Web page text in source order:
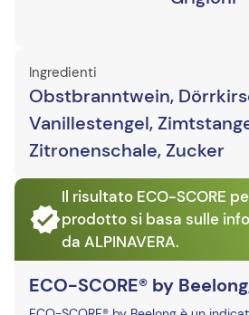
Ingredienti
Obstbranntwein,
Vanillestengel,
Zitronenschale, Zucker
Il risultato ECO-SCORE
prodotto si basa sulle
da ALPINAVERA.
ECO-SCORE® by